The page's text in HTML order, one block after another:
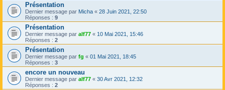
Présentation
Dernier message par Micha « 28 Juin 2021, 22:50
Réponses : 9
Présentation
Dernier message par alf77 « 10 Mai 2021, 15:46
Réponses : 2
Présentation
Dernier message par fg « 01 Mai 2021, 18:45
Réponses : 3
encore un nouveau
Dernier message par alf77 « 30 Avr 2021, 12:32
Réponses : 2